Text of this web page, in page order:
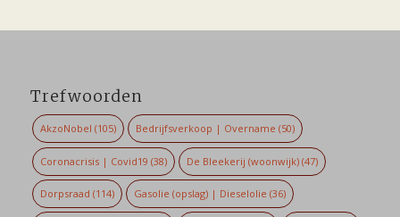
Trefwoorden
AkzoNobel (105) Bedrijfsverkoop | Overname (50)
Coronacrisis | Covid19 (38) De Bleekerij (woonwijk) (47)
Dorpsraad (114) Gasolie (opslag) | Dieselolie (36)